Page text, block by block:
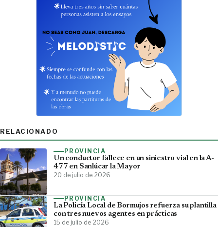
RELACIONADO
PROVINCIA
Un conductor fallece en un siniestro vial en la A-
477 en Sanlúcar la Mayor
20 de julio de 2026
PROVINCIA
La Policía Local de Bormujos refuerza su plantilla
con tres nuevos agentes en prácticas
15 de julio de 2026